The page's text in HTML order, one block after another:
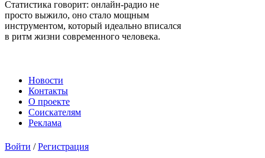
Статистика говорит: онлайн-радио не
просто выжило, оно стало мощным
инструментом, который идеально вписался
в ритм жизни современного человека.
Новости
Контакты
О проекте
Соискателям
Реклама
Войти /Регистрация